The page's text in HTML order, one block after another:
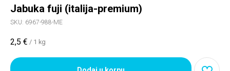
Jabuka fuji (italija-premium)
SKU: 6967-988-ME
2,5 € / 1 kg